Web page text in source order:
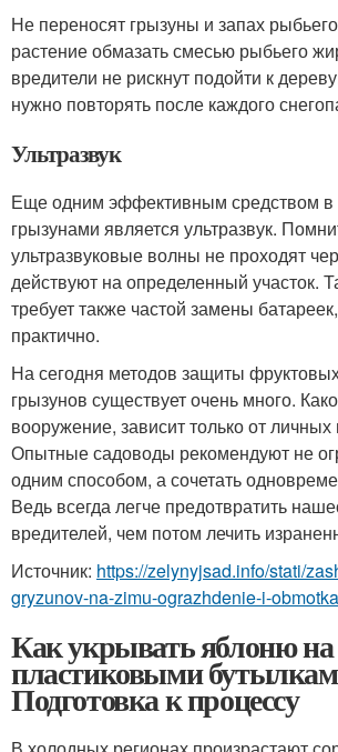
Не переносят грызуны и запах
растение обмазать смесью рыбьего
вредители не рискнут подойти к
нужно повторять после каждого
Ультразвук
Еще одним эффективным средством в
грызунами является ультразвук.
ультразвуковые волны не проходят
действуют на определенный участок.
требует также частой замены
практично.
На сегодня методов защиты
грызунов существует очень много.
вооружение, зависит только от
Опытные садоводы рекомендуют не
одним способом, а сочетать
Ведь всегда легче предотвратить
вредителей, чем потом лечить
Источник: https://zelynyjsad.info/stati/
gryzunov-na-zimu-ograzhdenie-i-obmotka
Как укрывать яблоню
пластиковыми
Подготовка к процессу